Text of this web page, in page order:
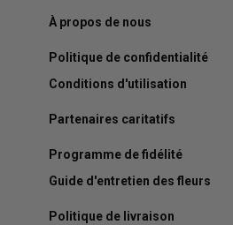
À propos de nous
Politique de confidentialité
Conditions d'utilisation
Partenaires caritatifs
Programme de fidélité
Guide d'entretien des fleurs
Politique de livraison